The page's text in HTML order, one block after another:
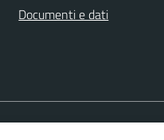
Documenti e dati
Leggi le FAQ